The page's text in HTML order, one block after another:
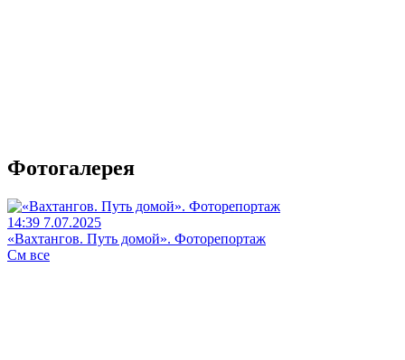
Фотогалерея
14:39 7.07.2025
«Вахтангов. Путь домой». Фоторепортаж
См все